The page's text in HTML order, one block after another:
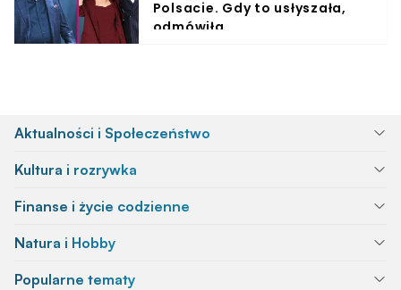
Polsacie. Gdy to usłyszała,
odmówiła
Aktualności i Społeczeństwo
Kultura i rozrywka
Finanse i życie codzienne
Natura i Hobby
Popularne tematy